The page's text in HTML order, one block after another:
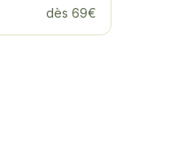
dès 69€